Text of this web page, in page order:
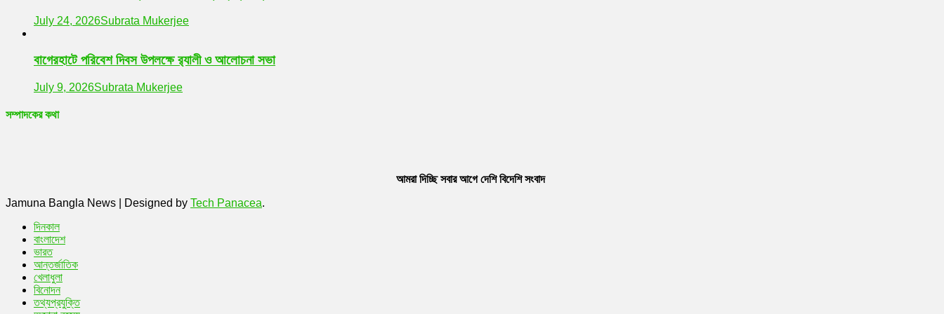
July 24, 2026Subrata Mukerjee
বাগেরহাটে পরিবেশ দিবস উপলক্ষে র‌্যালী ও আলোচনা সভা
July 9, 2026Subrata Mukerjee
সম্পাদকের কথা
আমরা দিচ্ছি সবার আগে দেশি বিদেশি সংবাদ
Jamuna Bangla News
Designed by Tech Panacea.
দিনকাল
বাংলাদেশ
ভারত
আন্তর্জাতিক
খেলাধুলা
বিনোদন
তথ্যপ্রযুক্তি